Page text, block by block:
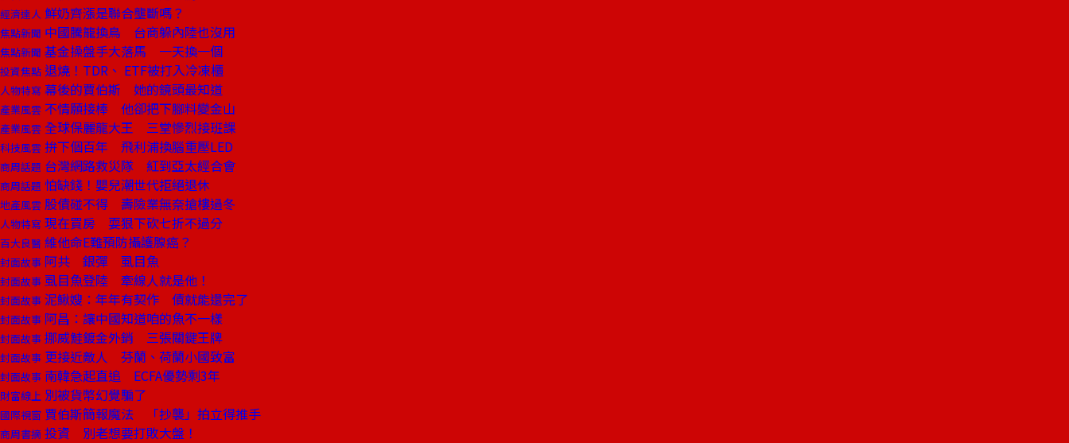
經濟達人 鮮奶齊漲是聯合壟斷嗎？
焦點新聞 中國騰籠換鳥 台商躲內陸也沒用
焦點新聞 基金操盤手大落馬 一天換一個
投資焦點 退燒！TDR、 ETF被打入冷凍櫃
人物特寫 幕後的賈伯斯 她的鏡頭最知道
產業風雲 不情願接棒 他卻把下腳料變金山
產業風雲 全球保麗龍大王 三堂慘烈接班課
科技風雲 拚下個百年 飛利浦換腦重壓LED
商周話題 台灣網路救災隊 紅到亞太經合會
商周話題 怕缺錢！嬰兒潮世代拒絕退休
地產風雲 股債碰不得 壽險業無奈搶樓過冬
人物特寫 現在買房 耍狠下砍七折不過分
百大良醫 維他命E難預防攝護腺癌？
封面故事 阿共 銀彈 虱目魚
封面故事 虱目魚登陸 牽線人就是他！
封面故事 泥鰍嫂：年年有契作 債就能還完了
封面故事 阿昌：讓中國知道咱的魚不一樣
封面故事 挪威鮭鍍金外銷 三張關鍵王牌
封面故事 更接近敵人 芬蘭、荷蘭小國致富
封面故事 南韓急起直追 ECFA優勢剩3年
財富線上 別被貨幣幻覺騙了
國際視窗 賈伯斯簡報魔法 「抄襲」拍立得推手
商周書摘 投資 別老想要打敗大盤！